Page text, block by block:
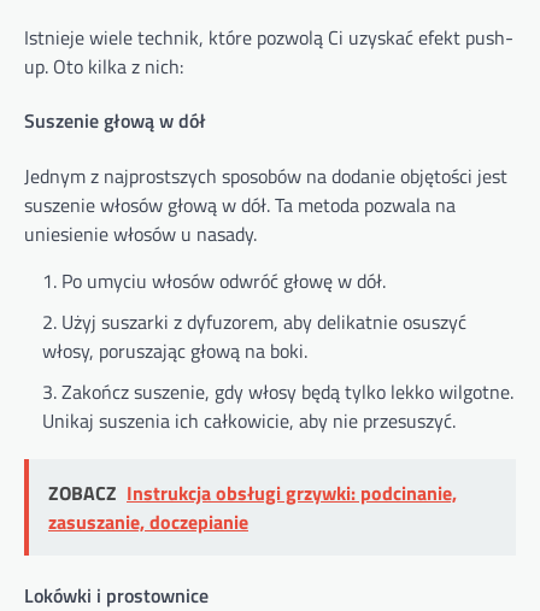
Istnieje wiele technik, które pozwolą Ci uzyskać efekt push-
up. Oto kilka z nich:
Suszenie głową w dół
Jednym z najprostszych sposobów na dodanie objętości jest
suszenie włosów głową w dół. Ta metoda pozwala na
uniesienie włosów u nasady.
Po umyciu włosów odwróć głowę w dół.
Użyj suszarki z dyfuzorem, aby delikatnie osuszyć
włosy, poruszając głową na boki.
Zakończ suszenie, gdy włosy będą tylko lekko wilgotne.
Unikaj suszenia ich całkowicie, aby nie przesuszyć.
ZOBACZ Instrukcja obsługi grzywki: podcinanie,
zasuszanie, doczepianie
Lokówki i prostownice